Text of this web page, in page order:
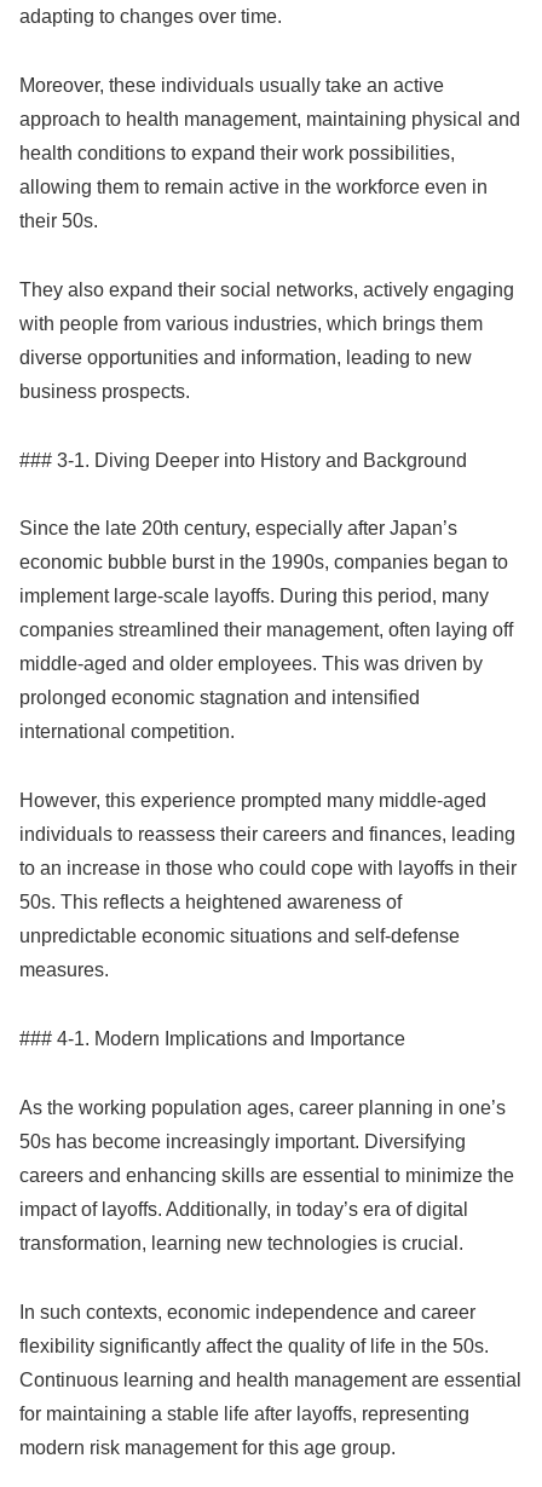
adapting to changes over time.
Moreover, these individuals usually take an active
approach to health management, maintaining physical and
health conditions to expand their work possibilities,
allowing them to remain active in the workforce even in
their 50s.
They also expand their social networks, actively engaging
with people from various industries, which brings them
diverse opportunities and information, leading to new
business prospects.
### 3-1. Diving Deeper into History and Background
Since the late 20th century, especially after Japan’s
economic bubble burst in the 1990s, companies began to
implement large-scale layoffs. During this period, many
companies streamlined their management, often laying off
middle-aged and older employees. This was driven by
prolonged economic stagnation and intensified
international competition.
However, this experience prompted many middle-aged
individuals to reassess their careers and finances, leading
to an increase in those who could cope with layoffs in their
50s. This reflects a heightened awareness of
unpredictable economic situations and self-defense
measures.
### 4-1. Modern Implications and Importance
As the working population ages, career planning in one’s
50s has become increasingly important. Diversifying
careers and enhancing skills are essential to minimize the
impact of layoffs. Additionally, in today’s era of digital
transformation, learning new technologies is crucial.
In such contexts, economic independence and career
flexibility significantly affect the quality of life in the 50s.
Continuous learning and health management are essential
for maintaining a stable life after layoffs, representing
modern risk management for this age group.